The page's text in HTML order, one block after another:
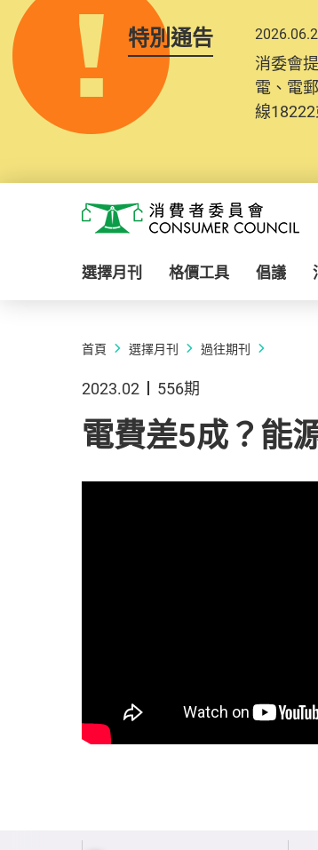
特別通告
消委會
電、電
線
消費者委員會
選擇月刊 格價工具 倡議
首頁 選擇月刊 過往期刊
2023.02 556期
電費差5成？能